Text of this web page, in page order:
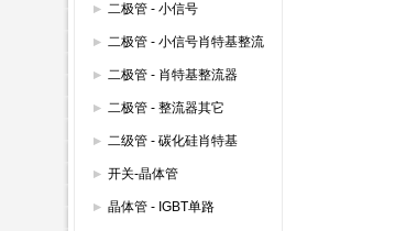
二极管 - 小信号
二极管 - 小信号肖特基整流
器
二极管 - 肖特基整流器
二极管 - 整流器其它
二级管 - 碳化硅肖特基
开关-晶体管
晶体管 - IGBT单路